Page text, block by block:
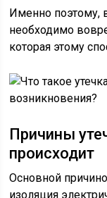
Именно поэтому,
необходимо
которая этому
Причины
происходит
Основной
изоляция